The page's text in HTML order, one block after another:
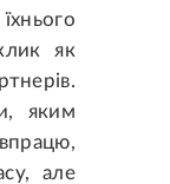
як
яким
але